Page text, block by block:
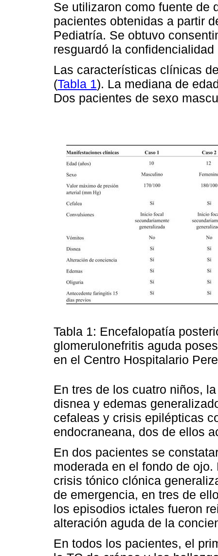
Se utilizaron como fuente de
pacientes obtenidas a partir
Pediatría. Se obtuvo
resguardó la
Las características clínicas
(Tabla 1). La mediana de
Dos pacientes de sexo
Tabla 1: Encefalopatía
glomerulonefritis aguda
en el Centro Hospitalario
En tres de los cuatro niños,
disnea y edemas
cefaleas y crisis epilépticas
endocraneana, dos de ellos
En dos pacientes se
moderada en el fondo de
crisis tónico clónica
de emergencia, en tres de
los episodios ictales fueron
alteración aguda de la
En todos los pacientes, el